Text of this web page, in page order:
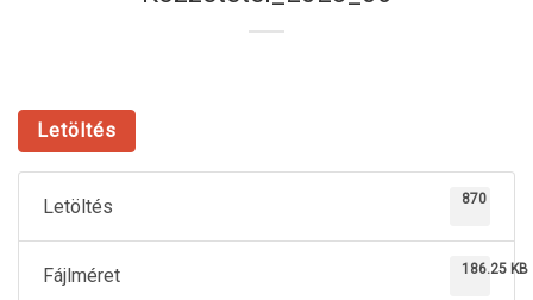
Letöltés
Letöltés 870
Fájlméret 186.25 KB